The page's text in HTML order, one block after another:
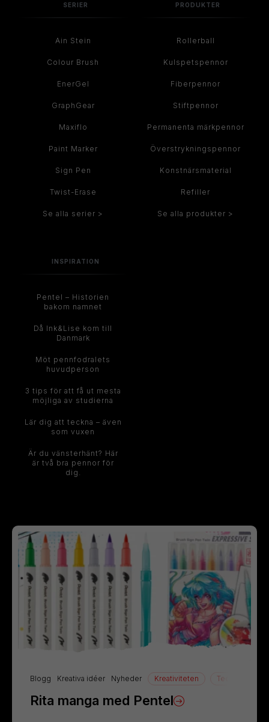
Blogg Kreativa idéer Nyheder Kreativiteten Teckning
Rita manga med Pentel
SERIER
Ain Stein
Colour Brush
EnerGel
GraphGear
Maxiflo
Paint Marker
Sign Pen
Twist-Erase
Se alla serier >
PRODUKTER
Rollerball
Kulspetspennor
Fiberpennor
Stiftpennor
Permanenta märkpennor
Överstrykningspennor
Konstnärsmaterial
Refiller
Se alla produkter >
INSPIRATION
Pentel – Historien
bakom namnet
Då Ink&Lise kom till
Danmark
Möt pennfodralets
huvudperson
3 tips för att få ut mesta
möjliga av studierna
Lär dig att teckna – även
som vuxen
Är du vänsterhänt? Här
är två bra pennor för
dig.